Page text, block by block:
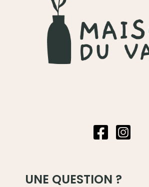
UNE QUESTION ?